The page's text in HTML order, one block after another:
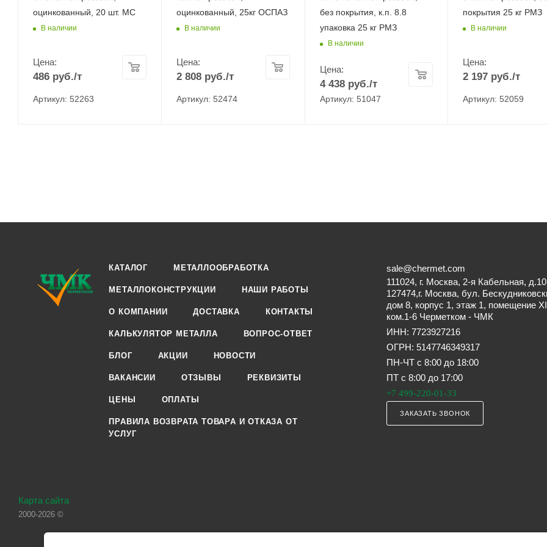
оцинкованный, 20 шт. МС
В наличии
Цена:
486 руб./т
Артикул: 52263
оцинкованный, 25кг ОСПАЗ
В наличии
Цена:
2 808руб./т
Артикул: 52474
без покрытия, к.п. 8.8
упаковка 25 кг РМЗ
В наличии
Цена:
4 438руб./т
Артикул: 51047
покрытия 25 кг РМЗ
В наличии
Цена:
2 197 руб./т
Артикул: 52059
КАТАЛОГ МЕТАЛЛООБРАБОТКА
МЕТАЛЛОКОНСТРУКЦИИ НАШИ РАБОТЫ
О КОМПАНИИ ДОСТАВКА КОНТАКТЫ
КАЛЬКУЛЯТОР МЕТАЛЛА ВОПРОС-ОТВЕТ
БЛОГ АКЦИИ НОВОСТИ
ВАКАНСИИ ОТЗЫВЫ РЕКВИЗИТЫ
ЦЕНЫ ОПЛАТЫ
ПРАВИЛА ВОЗВРАТА ТОВАРА И ОТКАЗА ОТ
УСЛУГ
sale@chermet.com
111024, г. Москва, 2-я Кабельная, д.10
127474,г. Москва, бул.
дом 8, корпус 1, этаж 1, помещение
ком.1-6 Черметком - ЧМК
ИНН: 7723927216
ОГРН: 5147746349317
ПН-ЧТ с 8:00 до 18:00
ПТ с 8:00 до 17:00
+7 499-220-01-33
ЗАКАЗАТЬ ЗВОНОК
Карта сайта
2000-2026 ©